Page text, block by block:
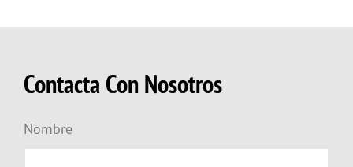
Contacta Con Nosotros
Nombre